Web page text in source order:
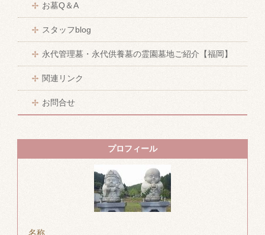
お墓Q＆A
スタッフblog
永代管理墓・永代供養墓の霊園墓地ご紹介【福岡】
関連リンク
お問合せ
プロフィール
名称